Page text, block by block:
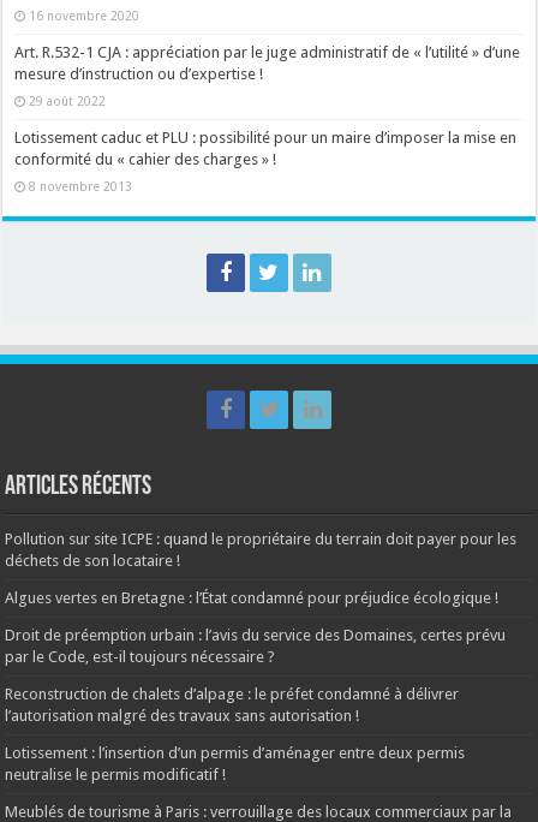
16 novembre 2020
Art. R.532-1 CJA : appréciation par le juge administratif de « l’utilité » d’une
mesure d’instruction ou d’expertise !
29 août 2022
Lotissement caduc et PLU : possibilité pour un maire d’imposer la mise en
conformité du « cahier des charges » !
8 novembre 2013
Articles récents
Pollution sur site ICPE : quand le propriétaire du terrain doit payer pour les
déchets de son locataire !
Algues vertes en Bretagne : l’État condamné pour préjudice écologique !
Droit de préemption urbain : l’avis du service des Domaines, certes prévu
par le Code, est-il toujours nécessaire ?
Reconstruction de chalets d’alpage : le préfet condamné à délivrer
l’autorisation malgré des travaux sans autorisation !
Lotissement : l’insertion d’un permis d’aménager entre deux permis
neutralise le permis modificatif !
Meublés de tourisme à Paris : verrouillage des locaux commerciaux par la